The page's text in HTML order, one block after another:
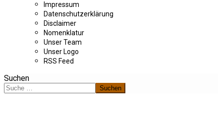
Impressum
Datenschutzerklärung
Disclaimer
Nomenklatur
Unser Team
Unser Logo
RSS Feed
Suchen
Suchen